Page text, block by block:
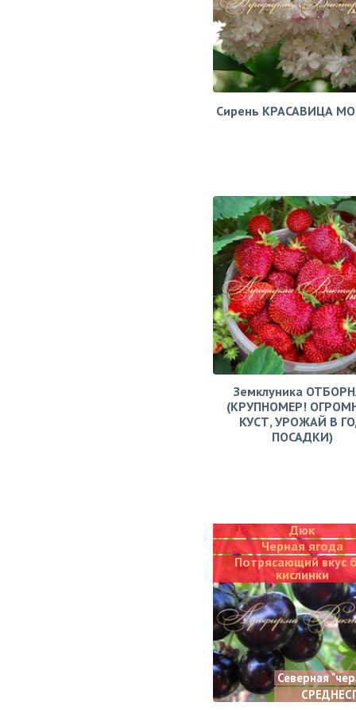
Сирень КРАСАВИЦА
Земклуника
(КРУПНОМЕР!
КУСТ, УРОЖАЙ В
ПОСАДКИ)
Дюк
Черная ягода
Потрясающий вкус
кислинки
Северная